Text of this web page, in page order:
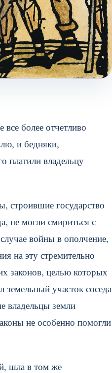
более отчетливо
и бедняки,
платили владельцу
строившие государство
не могли смириться с
войны в ополчение,
на эту стремительно
законов, целью которых
участок соседа
владельцы земли
не особенно помогли
шла в том же